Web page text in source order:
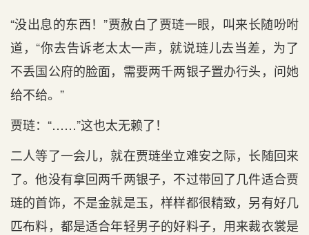
“没出息的东西！”贾赦白了贾琏一眼，叫来长随吩咐
道，“你去告诉老太太一声，就说琏儿去当差，为了
不丢国公府的脸面，需要两千两银子置办行头，问她
给不给。”
贾琏：“……”这也太无赖了！
二人等了一会儿，就在贾琏坐立难安之际，长随回来
了。他没有拿回两千两银子，不过带回了几件适合贾
琏的首饰，不是金就是玉，样样都很精致，另有好几
匹布料，都是适合年轻男子的好料子，用来裁衣裳是